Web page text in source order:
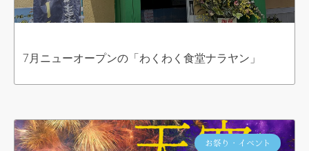
7月ニューオープンの「わくわく食堂ナラヤン」
お祭り・イベント